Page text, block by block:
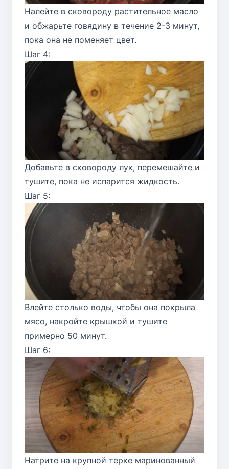
Налейте в сковороду растительное масло
и обжарьте говядину в течение 2-3 минут,
пока она не поменяет цвет.
Шаг 4:
Добавьте в сковороду лук, перемешайте и
тушите, пока не испарится жидкость.
Шаг 5:
Влейте столько воды, чтобы она покрыла
мясо, накройте крышкой и тушите
примерно 50 минут.
Шаг 6:
Натрите на крупной терке маринованный